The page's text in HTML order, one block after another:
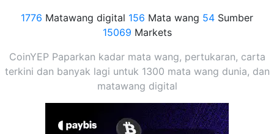
1776 Matawang digital 156 Mata wang 54 Sumber
15069 Markets
CoinYEP Paparkan kadar mata wang, pertukaran, carta
terkini dan banyak lagi untuk 1300 mata wang dunia, dan
matawang digital